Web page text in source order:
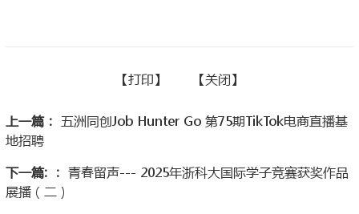
【打印】 【关闭】
上一篇： 五洲同创Job Hunter Go 第75期TikTok电商直播基
地招聘
下一篇: ： 青春留声--- 2025年浙科大国际学子竞赛获奖作品
展播（二）